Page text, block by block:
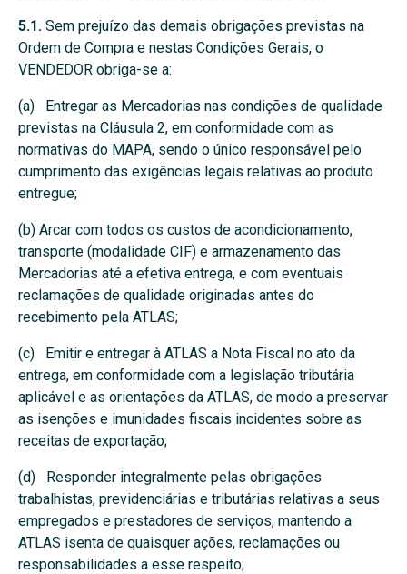
5.1. Sem prejuízo das demais obrigações previstas na
Ordem de Compra e nestas Condições Gerais, o
VENDEDOR obriga-se a:
(a) Entregar as Mercadorias nas condições de qualidade
previstas na Cláusula 2, em conformidade com as
normativas do MAPA, sendo o único responsável pelo
cumprimento das exigências legais relativas ao produto
entregue;
(b) Arcar com todos os custos de acondicionamento,
transporte (modalidade CIF) e armazenamento das
Mercadorias até a efetiva entrega, e com eventuais
reclamações de qualidade originadas antes do
recebimento pela ATLAS;
(c) Emitir e entregar à ATLAS a Nota Fiscal no ato da
entrega, em conformidade com a legislação tributária
aplicável e as orientações da ATLAS, de modo a preservar
as isenções e imunidades fiscais incidentes sobre as
receitas de exportação;
(d) Responder integralmente pelas obrigações
trabalhistas, previdenciárias e tributárias relativas a seus
empregados e prestadores de serviços, mantendo a
ATLAS isenta de quaisquer ações, reclamações ou
responsabilidades a esse respeito;